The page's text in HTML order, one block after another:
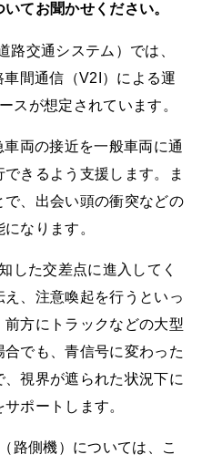
てお聞かせください。
路交通システム）では、
間通信（V2I）による運
スが想定されています。
両の接近を一般車両に通
きるよう支援します。ま
、出会い頭の衝突などの
なります。
した交差点に進入してく
、注意喚起を行うといっ
方にトラックなどの大型
でも、青信号に変わった
視界が遮られた状況下に
ポートします。
路側機）については、こ